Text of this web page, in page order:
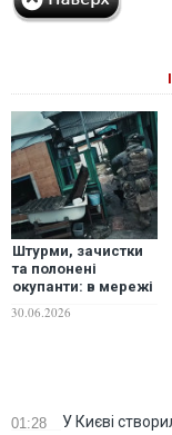
Штурми, зачистки
та полонені
окупанти: в мережі
працює на
30.06.2026
01:28
У Києві